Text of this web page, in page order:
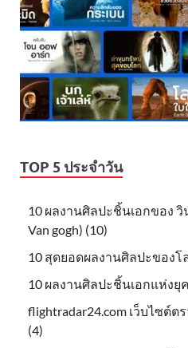
TOP 5 ประจำวัน
10 ผลงานศิลปะชิ้นเอกของ วิ
Van gogh) (10)
10 สุดยอดผลงานศิลปะของโ
10 ผลงานศิลปะชิ้นเอกแห่งยุ
flightradar24.com เว็บไซต์
(4)